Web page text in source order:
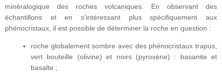
minéralogique des roches volcaniques. En observant des
échantillons et en s’intéressant plus spécifiquement aux
phénocristaux, il est possible de déterminer la roche en question :
roche globalement sombre avec des phénocristaux trapus,
vert bouteille (olivine) et noirs (pyroxène) : basanite et
basalte ;